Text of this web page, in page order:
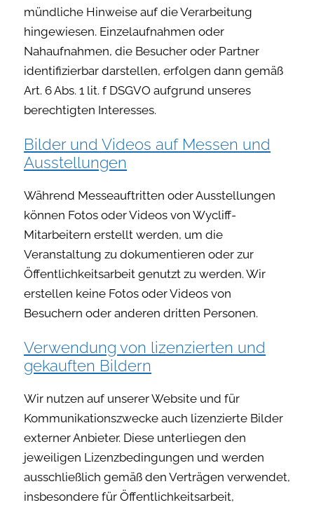
mündliche Hinweise auf die Verarbeitung
hingewiesen. Einzelaufnahmen oder
Nahaufnahmen, die Besucher oder Partner
identifizierbar darstellen, erfolgen dann gemäß
Art. 6 Abs. 1 lit. f DSGVO aufgrund unseres
berechtigten Interesses.
Bilder und Videos auf Messen und
Ausstellungen
Während Messeauftritten oder Ausstellungen
können Fotos oder Videos von Wycliff-
Mitarbeitern erstellt werden, um die
Veranstaltung zu dokumentieren oder zur
Öffentlichkeitsarbeit genutzt zu werden. Wir
erstellen keine Fotos oder Videos von
Besuchern oder anderen dritten Personen.
Verwendung von lizenzierten und
gekauften Bildern
Wir nutzen auf unserer Website und für
Kommunikationszwecke auch lizenzierte Bilder
externer Anbieter. Diese unterliegen den
jeweiligen Lizenzbedingungen und werden
ausschließlich gemäß den Verträgen verwendet,
insbesondere für Öffentlichkeitsarbeit,